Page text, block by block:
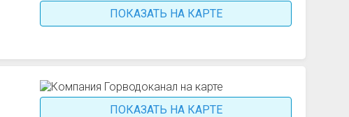
ПОКАЗАТЬ НА КАРТЕ
ПОКАЗАТЬ НА КАРТЕ